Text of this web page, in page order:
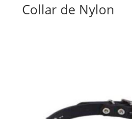
Collar de Nylon